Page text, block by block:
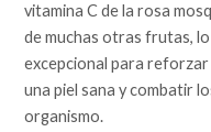
vitamina C de la rosa
de muchas otras frutas,
excepcional para
una piel sana y combatir
organismo.